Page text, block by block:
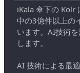
iKala 傘下の Kolr
中の3億件以上の
います。AI技術
します。
AI 技術による最